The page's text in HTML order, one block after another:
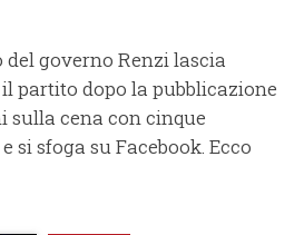
governo Renzi lascia
partito dopo la pubblicazione
sulla cena con cinque
si sfoga su Facebook. Ecco